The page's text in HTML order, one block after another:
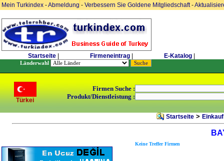
Mein Turkindex -Abmeldung- Verbessern Sie Goldene Mitgliedschaft-
Startseite Firmeneintrag E-Katalog
Länderwahl
Türkei
Firmen Suche :
Produkt/Dienstleistung :
Startseite>
Keine Treffer Firmen